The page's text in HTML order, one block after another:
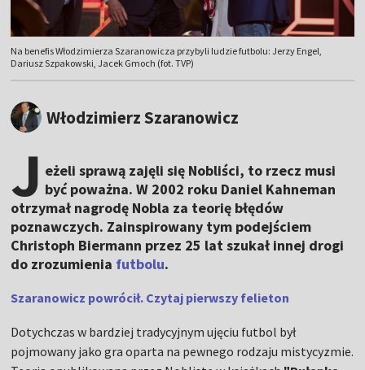
Na benefis Włodzimierza Szaranowicza przybyli ludzie futbolu: Jerzy Engel,
Dariusz Szpakowski, Jacek Gmoch (fot. TVP)
Włodzimierz Szaranowicz
J eżeli sprawą zajęli się Nobliści, to rzecz musi
być poważna. W 2002 roku Daniel Kahneman
otrzymał nagrodę Nobla za teorię błędów
poznawczych. Zainspirowany tym podejściem
Christoph Biermann przez 25 lat szukał innej drogi
do zrozumienia futbolu.
Szaranowicz powrócił. Czytaj pierwszy felieton
Dotychczas w bardziej tradycyjnym ujęciu futbol był
pojmowany jako gra oparta na pewnego rodzaju mistycyzmie.